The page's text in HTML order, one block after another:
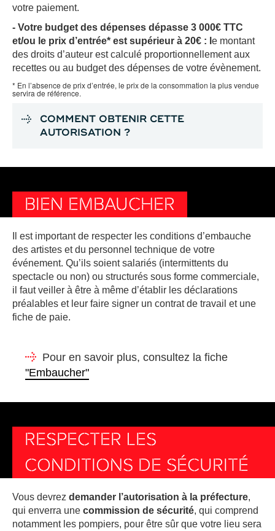
votre paiement.
- Votre budget des dépenses dépasse 3 000€ TTC
et/ou le prix d’entrée* est supérieur à 20€ : l e montant
des droits d’auteur est calculé proportionnellement aux
recettes ou au budget des dépenses de votre évènement.
* En l’absence de prix d’entrée, le prix de la consommation la plus vendue
servira de référence.
COMMENT OBTENIR CETTE
AUTORISATION ?
BIEN EMBAUCHER
Il est important de respecter les conditions d’embauche
des artistes et du personnel technique de votre
événement. Qu’ils soient salariés (intermittents du
spectacle ou non) ou structurés sous forme commerciale,
il faut veiller à être à même d’établir les déclarations
préalables et leur faire signer un contrat de travail et une
fiche de paie.
Pour en savoir plus, consultez la fiche
"Embaucher"
RESPECTER LES
CONDITIONS DE SÉCURITÉ
Vous devrez demander l’autorisation à la préfecture,
qui enverra une commission de sécurité, qui comprend
notamment les pompiers, pour être sûr que votre lieu sera